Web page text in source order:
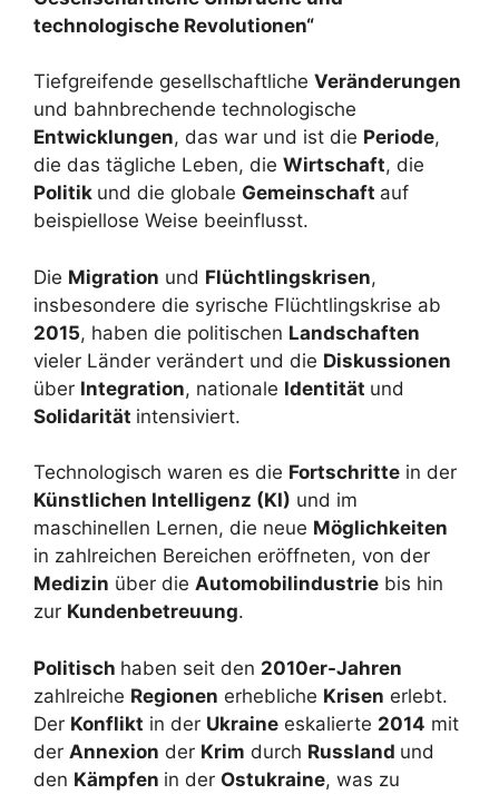
technologische Revolutionen“
Tiefgreifende gesellschaftliche Veränderungen
und bahnbrechende technologische
Entwicklungen, das war und ist die Periode,
die das tägliche Leben, die Wirtschaft, die
Politik und die globale Gemeinschaft auf
beispiellose Weise beeinflusst.
Die Migration und Flüchtlingskrisen,
insbesondere die syrische Flüchtlingskrise ab
2015, haben die politischen Landschaften
vieler Länder verändert und die Diskussionen
über Integration, nationale Identität und
Solidarität intensiviert.
Technologisch waren es die Fortschritte in der
Künstlichen Intelligenz (KI) und im
maschinellen Lernen, die neue Möglichkeiten
in zahlreichen Bereichen eröffneten, von der
Medizin über die Automobilindustrie bis hin
zur Kundenbetreuung.
Politisch haben seit den 2010er-Jahren
zahlreiche Regionen erhebliche Krisen erlebt.
Der Konflikt in der Ukraine eskalierte 2014 mit
der Annexion der Krim durch Russland und
den Kämpfen in der Ostukraine, was zu